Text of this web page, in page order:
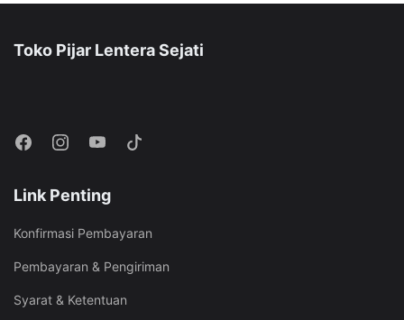
Toko Pijar Lentera Sejati
Link Penting
Konfirmasi Pembayaran
Pembayaran & Pengiriman
Syarat & Ketentuan